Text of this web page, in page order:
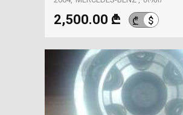
2,500.00 ₾ ₾ $